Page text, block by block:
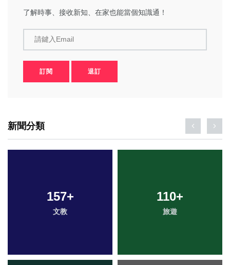
了解時事、接收新知、在家也能當個知識通！
請鍵入Email
訂閱 退訂
新聞分類
157+
文教
110+
旅遊